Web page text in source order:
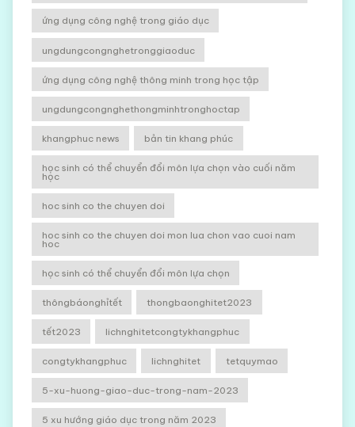
ứng dụng công nghệ trong giáo dục
ungdungcongnghetronggiaoduc
ứng dụng công nghệ thông minh trong học tập
ungdungcongnghethongminhtronghoctap
khangphuc news bản tin khang phúc
học sinh có thể chuyển đổi môn lựa chọn vào cuối năm
học
hoc sinh co the chuyen doi
hoc sinh co the chuyen doi mon lua chon vao cuoi nam
hoc
học sinh có thể chuyển đổi môn lựa chọn
thôngbáonghỉtết thongbaonghitet2023
tết2023 lichnghitetcongtykhangphuc
congtykhangphuc lichnghitet tetquymao
5-xu-huong-giao-duc-trong-nam-2023
5 xu hướng giáo dục trong năm 2023